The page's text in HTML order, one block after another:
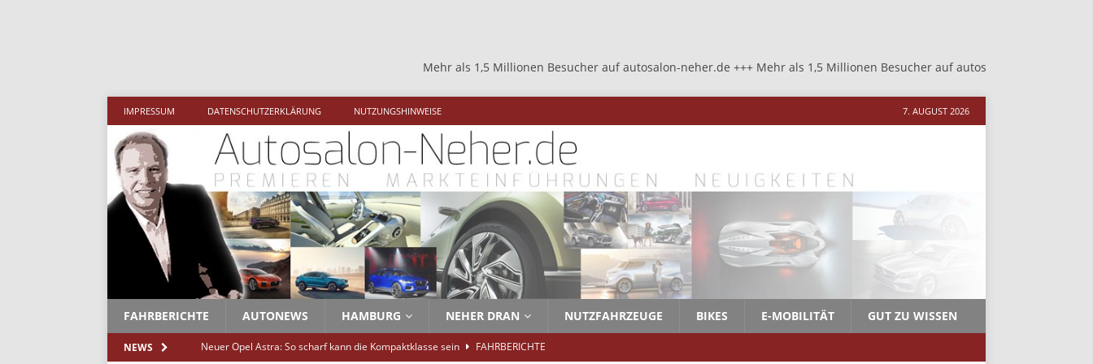
Mehr als 1,5 Millionen Besucher auf autosalon-neher.de +++ Mehr als 1,5 Millionen Besucher auf autosalon-neher.de +++ Mehr als
IMPRESSUM DATENSCHUTZERKLÄRUNG NUTZUNGSHINWEISE 7. AUGUST 2026
FAHRBERICHTE AUTONEWS HAMBURG NEHER DRAN NUTZFAHRZEUGE BIKES E-MOBILITÄT GUT ZU WISSEN
NEWS Neuer Opel Astra: So scharf kann die Kompaktklasse sein
FAHRBERICHTE